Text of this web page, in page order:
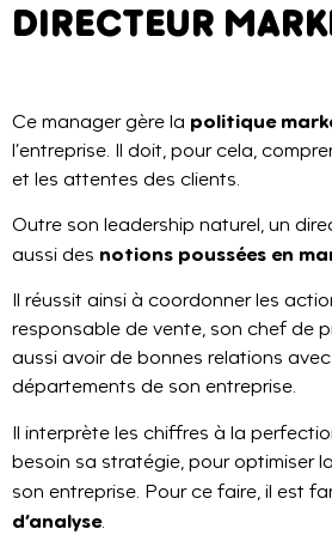
DIRECTEUR
Ce manager gère la politique
l’entreprise. Il doit, pour cela,
et les attentes des clients.
Outre son leadership naturel, un
aussi des notions poussées en
Il réussit ainsi à coordonner les
responsable de vente, son chef de
aussi avoir de bonnes relations
départements de son entreprise.
Il interprète les chiffres à la
besoin sa stratégie, pour optimiser
son entreprise. Pour ce faire, il est
d’analyse.